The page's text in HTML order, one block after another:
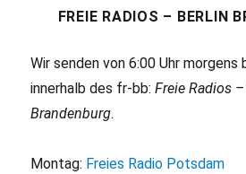
FREIE RADIOS – BERLIN
Wir senden von 6:00 Uhr morgens
innerhalb des fr-bb:Freie Radios
Brandenburg.
Montag: Freies Radio Potsdam